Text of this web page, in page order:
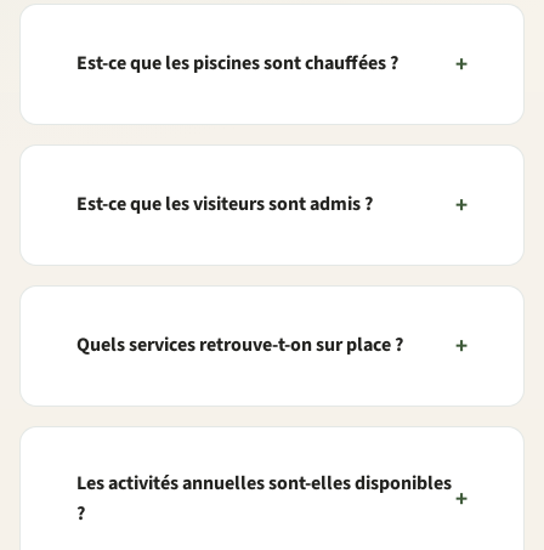
Est-ce que les piscines sont chauffées ?
Est-ce que les visiteurs sont admis ?
Quels services retrouve-t-on sur place ?
Les activités annuelles sont-elles disponibles
?